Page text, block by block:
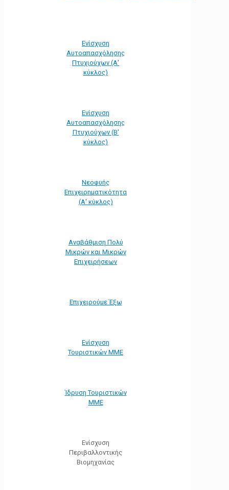
Ενίσχυση
Αυτοαπασχόλησης
Πτυχιούχων (Α'
κύκλος)
Ενίσχυση
Αυτοαπασχόλησης
Πτυχιούχων (Β'
κύκλος)
Νεοφυής
Επιχειρηματικότητα
(Α' κύκλος)
Αναβάθμιση Πολύ
Μικρών και Μικρών
Επιχειρήσεων
Επιχειρούμε Έξω
Ενίσχυση
Τουριστικών ΜΜΕ
Ίδρυση Τουριστικών
ΜΜΕ
Ενίσχυση
Περιβαλλοντικής
Βιομηχανίας